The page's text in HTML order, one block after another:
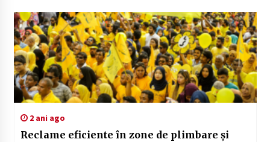
2 ani ago
Reclame eficiente în zone de plimbare și